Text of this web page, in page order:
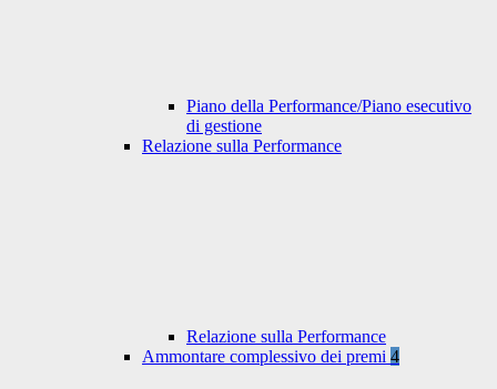
Piano della Performance/Piano esecutivo
di gestione
Relazione sulla Performance
Relazione sulla Performance
Ammontare complessivo dei premi 4